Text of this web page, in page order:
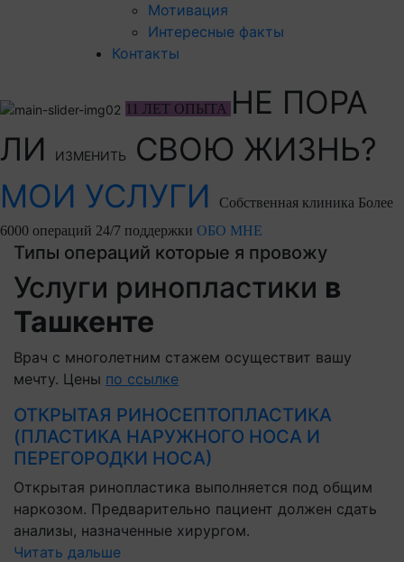
Мотивация
Интересные факты
Контакты
11 ЛЕТ ОПЫТА НЕ ПОРА
ЛИ
ИЗМЕНИТЬ
СВОЮ ЖИЗНЬ?
МОИ УСЛУГИ
Собственная клиника Более
6000 операций 24/7 поддержки ОБО МНЕ
Типы операций которые я провожу
Услуги ринопластики в
Ташкенте
Врач с многолетним стажем осуществит вашу
мечту. Цены по ссылке
ОТКРЫТАЯ РИНОСЕПТОПЛАСТИКА
(ПЛАСТИКА НАРУЖНОГО НОСА И
ПЕРЕГОРОДКИ НОСА)
Открытая ринопластика выполняется под общим
наркозом. Предварительно пациент должен сдать
анализы, назначенные хирургом.
Читать дальше